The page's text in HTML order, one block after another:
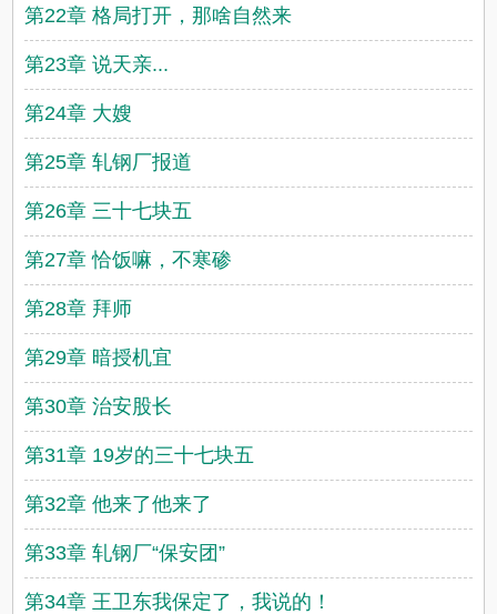
第22章 格局打开，那啥自然来
第23章 说天亲...
第24章 大嫂
第25章 轧钢厂报道
第26章 三十七块五
第27章 恰饭嘛，不寒碜
第28章 拜师
第29章 暗授机宜
第30章 治安股长
第31章 19岁的三十七块五
第32章 他来了他来了
第33章 轧钢厂“保安团”
第34章 王卫东我保定了，我说的！